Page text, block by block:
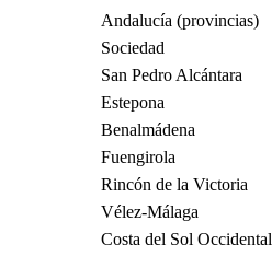
Andalucía (provincias)
Sociedad
San Pedro Alcántara
Estepona
Benalmádena
Fuengirola
Rincón de la Victoria
Vélez-Málaga
Costa del Sol Occidental